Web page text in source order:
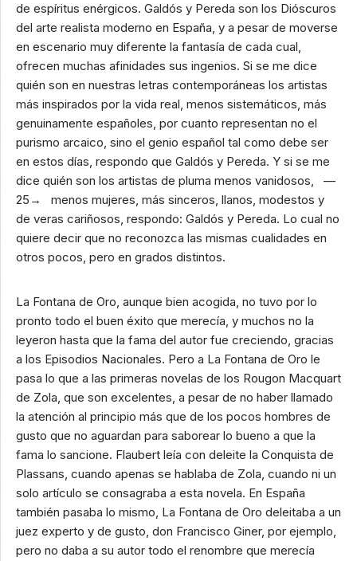
de espíritus enérgicos. Galdós y Pereda son los Dióscuros
del arte realista moderno en España, y a pesar de moverse
en escenario muy diferente la fantasía de cada cual,
ofrecen muchas afinidades sus ingenios. Si se me dice
quién son en nuestras letras contemporáneas los artistas
más inspirados por la vida real, menos sistemáticos, más
genuinamente españoles, por cuanto representan no el
purismo arcaico, sino el genio español tal como debe ser
en estos días, respondo que Galdós y Pereda. Y si se me
dice quién son los artistas de pluma menos vanidosos, —
25→ menos mujeres, más sinceros, llanos, modestos y
de veras cariñosos, respondo: Galdós y Pereda. Lo cual no
quiere decir que no reconozca las mismas cualidades en
otros pocos, pero en grados distintos.
La Fontana de Oro, aunque bien acogida, no tuvo por lo
pronto todo el buen éxito que merecía, y muchos no la
leyeron hasta que la fama del autor fue creciendo, gracias
a los Episodios Nacionales. Pero a La Fontana de Oro le
pasa lo que a las primeras novelas de los Rougon Macquart
de Zola, que son excelentes, a pesar de no haber llamado
la atención al principio más que de los pocos hombres de
gusto que no aguardan para saborear lo bueno a que la
fama lo sancione. Flaubert leía con deleite la Conquista de
Plassans, cuando apenas se hablaba de Zola, cuando ni un
solo artículo se consagraba a esta novela. En España
también pasaba lo mismo, La Fontana de Oro deleitaba a un
juez experto y de gusto, don Francisco Giner, por ejemplo,
pero no daba a su autor todo el renombre que merecía